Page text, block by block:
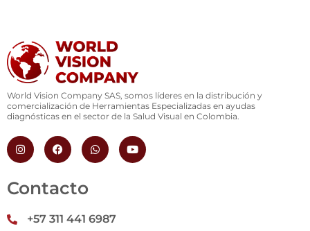
World Vision Company SAS, somos líderes en la distribución y
comercialización de Herramientas Especializadas en ayudas
diagnósticas en el sector de la Salud Visual en Colombia.
I
n
s
a
g
m
F
a
c
o
k
W
h
a
p
Y
o
u
Contacto
+57 311 441 6987